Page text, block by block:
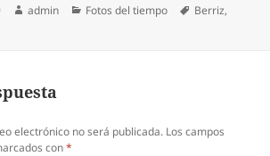
Autor
admin Categorías
Fotos del tiempo Etiquetas
Berriz,
electrónico no será publicada. Los campos
con*